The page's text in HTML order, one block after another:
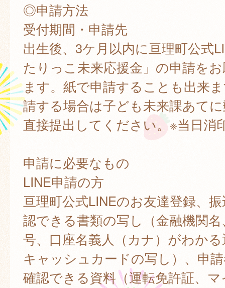
◎申請方法
受付期間・申請先
出生後、3ケ月以内に亘理町公式
たりっこ未来応援金」の申請を
ます。紙で申請することも出来
請する場合は子ども未来課あて
直接提出してください。※当日消
申請に必要なもの
LINE申請の方
亘理町公式LINEのお友達登録、
認できる書類の写し（金融機関
号、口座名義人（カナ）がわか
キャッシュカードの写し）、申
確認できる資料（運転免許証、